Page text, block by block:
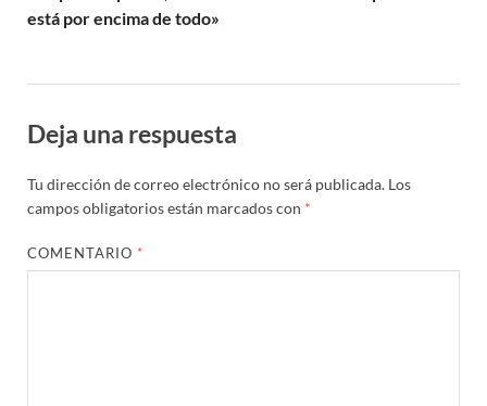
está por encima de todo»
Deja una respuesta
Tu dirección de correo electrónico no será publicada. Los
campos obligatorios están marcados con *
COMENTARIO *